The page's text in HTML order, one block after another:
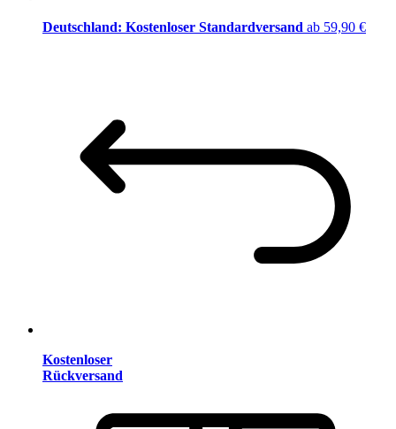
Deutschland: Kostenloser Standardversand ab 59,90 €
Kostenloser
Rückversand